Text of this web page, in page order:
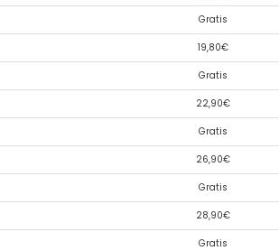
Gratis
19,80€
Gratis
22,90€
Gratis
26,90€
Gratis
28,90€
Gratis